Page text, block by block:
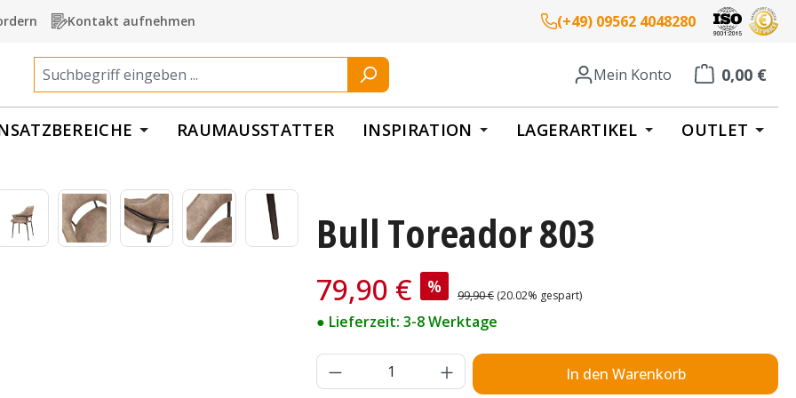
Kontakt aufnehmen (+49) 09562 4048280
Mein Konto 0,00 €
Warenkorb
RAUMAUSSTATTER INSPIRATION LAGERARTIKEL OUTLET
Bull Toreador 803
Verkaufspreis:
79,90 € % Regulärer Preis:
99,90 € (20.02% gespart)
● Lieferzeit: 3-8 Werktage
Produkt Anzahl: Gib den gewünschten Wert
In den Warenkorb